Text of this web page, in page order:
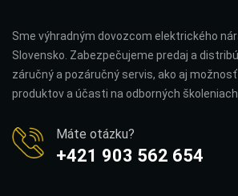
Sme výhradným dovozcom elektrického
Slovensko. Zabezpečujeme predaj a
záručný a pozáručný servis, ako aj
produktov a účasti na odborných školeniach.
Máte otázku?
+421 903 562 654